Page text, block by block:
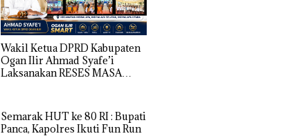
Wakil Ketua DPRD Kabupaten
Ogan Ilir Ahmad Syafe’i
Laksanakan RESES MASA
Aspirasi Masyarakat
Semarak HUT ke 80 RI : Bupati
Panca, Kapolres Ikuti Fun Run